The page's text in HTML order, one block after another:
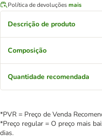
Política de devoluçõesmais
Descrição de produto
Composição
Quantidade recomendada
*PVR = Preço de Venda
*Preço regular = O preço mais
dias.